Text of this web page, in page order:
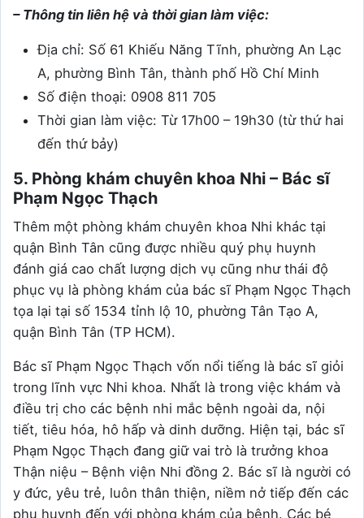
– Thông tin liên hệ và thời gian làm việc:
Địa chỉ: Số 61 Khiếu Năng Tĩnh, phường An Lạc
A, phường Bình Tân, thành phố Hồ Chí Minh
Số điện thoại: 0908 811 705
Thời gian làm việc: Từ 17h00 – 19h30 (từ thứ hai
đến thứ bảy)
5. Phòng khám chuyên khoa Nhi – Bác sĩ
Phạm Ngọc Thạch
Thêm một phòng khám chuyên khoa Nhi khác tại
quận Bình Tân cũng được nhiều quý phụ huynh
đánh giá cao chất lượng dịch vụ cũng như thái độ
phục vụ là phòng khám của bác sĩ Phạm Ngọc Thạch
tọa lại tại số 1534 tỉnh lộ 10, phường Tân Tạo A,
quận Bình Tân (TP HCM).
Bác sĩ Phạm Ngọc Thạch vốn nổi tiếng là bác sĩ giỏi
trong lĩnh vực Nhi khoa. Nhất là trong việc khám và
điều trị cho các bệnh nhi mắc bệnh ngoài da, nội
tiết, tiêu hóa, hô hấp và dinh dưỡng. Hiện tại, bác sĩ
Phạm Ngọc Thạch đang giữ vai trò là trưởng khoa
Thận niệu – Bệnh viện Nhi đồng 2. Bác sĩ là người có
y đức, yêu trẻ, luôn thân thiện, niềm nở tiếp đến các
phụ huynh đến với phòng khám của bệnh. Các bé